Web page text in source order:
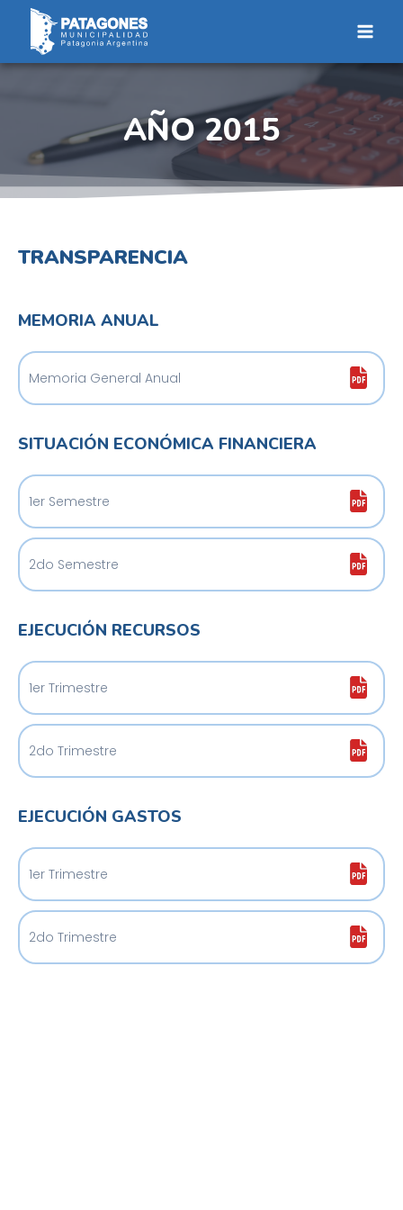
Saltar
contenido
AÑO 2015
TRANSPARENCIA
MEMORIA ANUAL
Memoria General Anual
SITUACIÓN ECONÓMICA FINANCIERA
1er Semestre
2do Semestre
EJECUCIÓN RECURSOS
1er Trimestre
2do Trimestre
EJECUCIÓN GASTOS
1er Trimestre
2do Trimestre